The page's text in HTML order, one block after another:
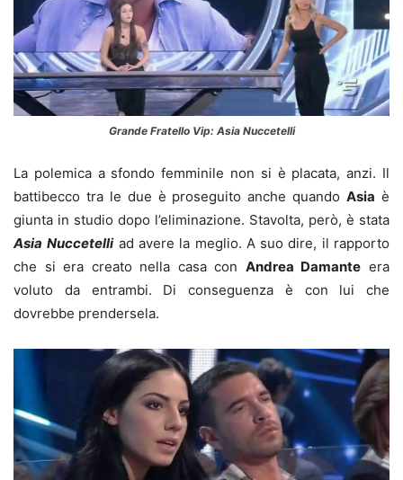
Grande Fratello Vip: Asia Nuccetelli
La polemica a sfondo femminile non si è placata, anzi. Il
battibecco tra le due è proseguito anche quandoAsia è
giunta in studio dopo l’eliminazione. Stavolta, però, è stata
Asia Nuccetelliad avere la meglio. A suo dire, il rapporto
che si era creato nella casa con Andrea Damante era
voluto da entrambi. Di conseguenza è con lui che
dovrebbe prendersela.